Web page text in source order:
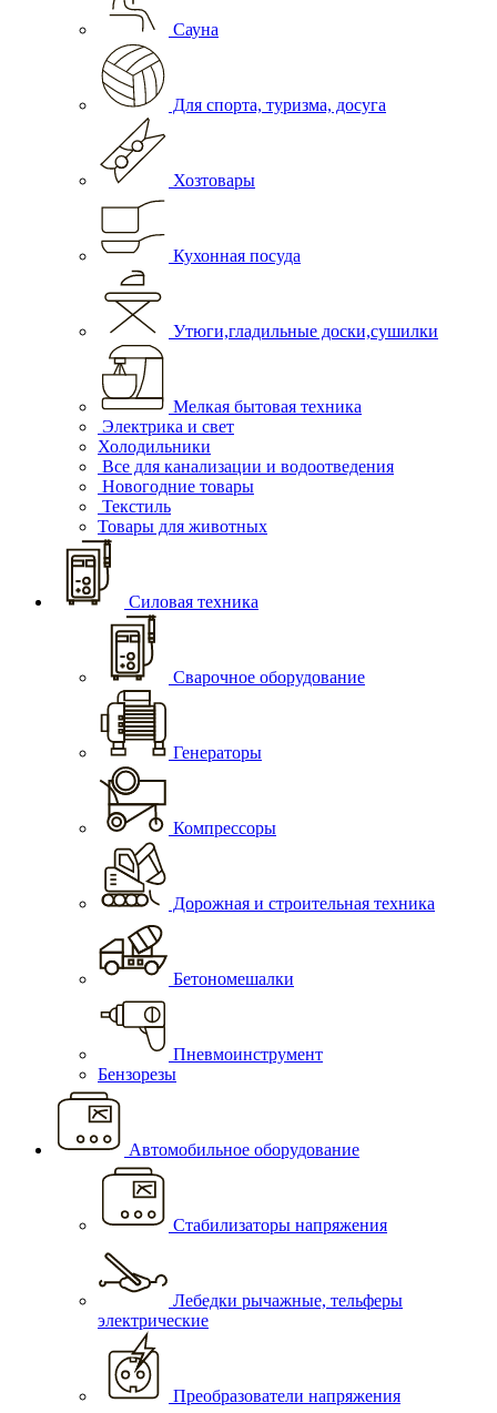
Сауна
Для спорта, туризма, досуга
Хозтовары
Кухонная посуда
Утюги,гладильные доски,сушилки
Мелкая бытовая техника
Электрика и свет
Холодильники
Все для канализации и водоотведения
Новогодние товары
Текстиль
Товары для животных
Силовая техника
Сварочное оборудование
Генераторы
Компрессоры
Дорожная и строительная техника
Бетономешалки
Пневмоинструмент
Бензорезы
Автомобильное оборудование
Стабилизаторы напряжения
Лебедки рычажные, тельферы
электрические
Преобразователи напряжения